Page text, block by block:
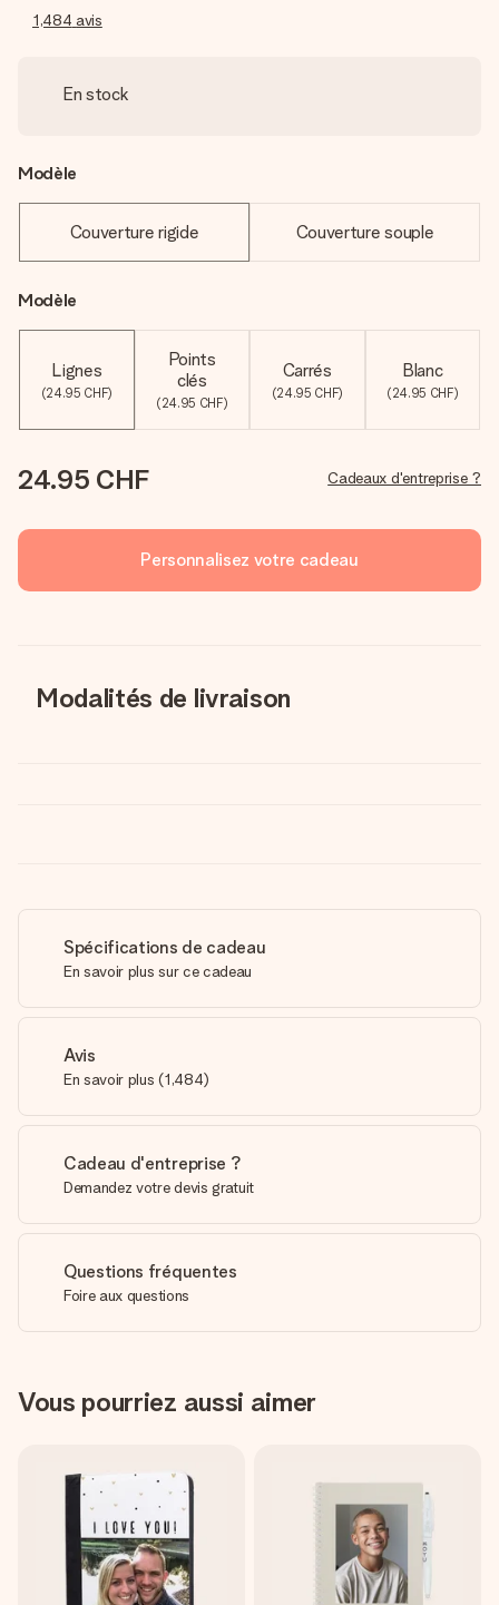
1,484 avis
En stock
Modèle
Couverture rigide Couverture souple
Modèle
Lignes
(24.95 CHF)
Points
clés
(24.95 CHF)
Carrés
(24.95 CHF)
Blanc
(24.95 CHF)
24.95 CHF Cadeaux d'entreprise ?
Personnalisez votre cadeau
Modalités de livraison
Spécifications de cadeau
En savoir plus sur ce cadeau
Avis
En savoir plus (1,484)
Cadeau d'entreprise ?
Demandez votre devis gratuit
Questions fréquentes
Foire aux questions
Vous pourriez aussi aimer